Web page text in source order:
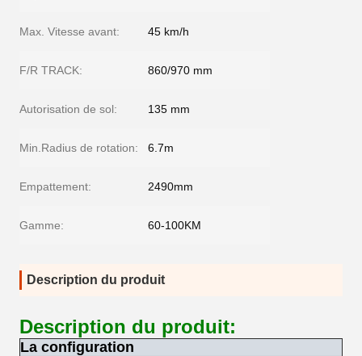
Max. Vitesse avant: 45 km/h
F/R TRACK: 860/970 mm
Autorisation de sol: 135 mm
Min.Radius de rotation: 6.7m
Empattement: 2490mm
Gamme: 60-100KM
Description du produit
Description du produit:
La configuration